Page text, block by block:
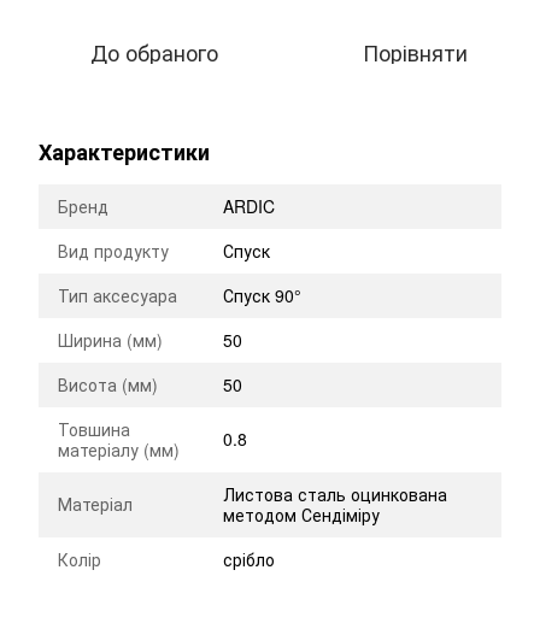
До обраного Порівняти
Характеристики
Бренд
ARDIC
Вид продукту
Спуск
Тип аксесуара
Спуск 90°
Ширина (мм)
50
Висота (мм)
50
Товшина
матеріалу (мм)
0.8
Матеріал
Листова сталь оцинкована
методом Сендіміру
Колір
срібло